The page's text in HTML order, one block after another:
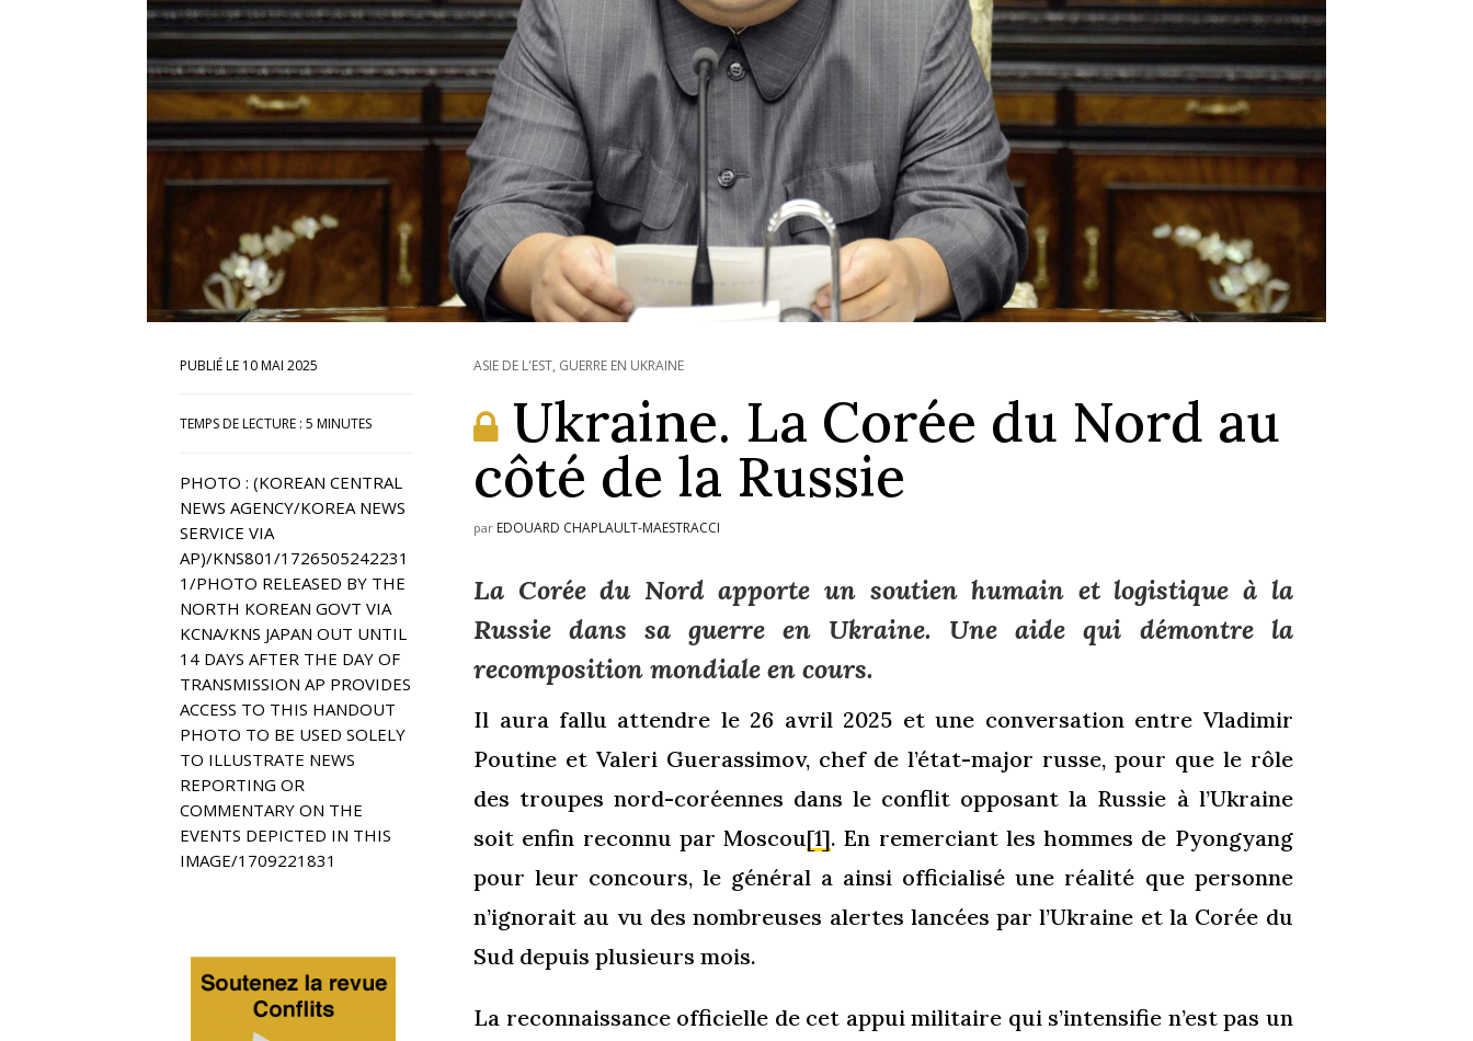
10 MAI 2025
TEMPS DE LECTURE : 5 MINUTES
PHOTO : (KOREAN CENTRAL
NEWS AGENCY/KOREA NEWS
SERVICE VIA
AP)/KNS801/1726505242231
1/PHOTO RELEASED BY THE
NORTH KOREAN GOVT VIA
KCNA/KNS JAPAN OUT UNTIL
14 DAYS AFTER THE DAY OF
TRANSMISSION AP PROVIDES
ACCESS TO THIS HANDOUT
PHOTO TO BE USED SOLELY
TO ILLUSTRATE NEWS
REPORTING OR
COMMENTARY ON THE
EVENTS DEPICTED IN THIS
IMAGE/1709221831
ASIE DE L'EST, GUERRE EN UKRAINE
Ukraine. La Corée du Nord au
côté de la Russie
par EDOUARD CHAPLAULT-MAESTRACCI
La Corée du Nord apporte un soutien humain et logistique à la
Russie dans sa guerre en Ukraine. Une aide qui démontre la
recomposition mondiale en cours.
Il aura fallu attendre le 26 avril 2025 et une conversation entre Vladimir
Poutine et Valeri Guerassimov, chef de l’état-major russe, pour que le rôle
des troupes nord-coréennes dans le conflit opposant la Russie à l’Ukraine
soit enfin reconnu par Moscou[1]. En remerciant les hommes de Pyongyang
pour leur concours, le général a ainsi officialisé une réalité que personne
n’ignorait au vu des nombreuses alertes lancées par l’Ukraine et la Corée du
Sud depuis plusieurs mois.
La reconnaissance officielle de cet appui militaire qui s’intensifie n’est pas un